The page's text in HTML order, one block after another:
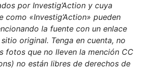
por Investig’Action y cuya
como «Investig’Action» pueden
la fuente con un enlace
original. Tenga en cuenta, no
fotos que no lleven la mención CC
no están libres de derechos de